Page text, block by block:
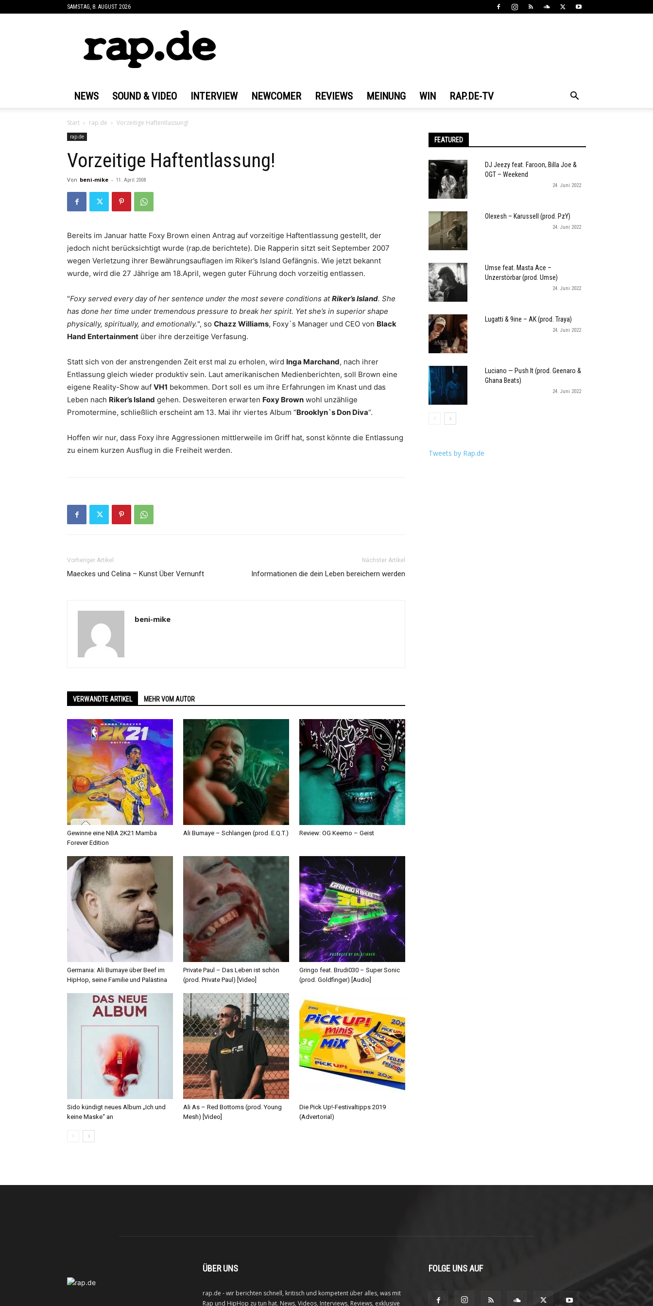
SAMSTAG, 8. AUGUST 2026
NEWS SOUND & VIDEO INTERVIEW NEWCOMER REVIEWS MEINUNG WIN RAP.DE-TV
Start rap.de Vorzeitige Haftentlassung!
rap.de
Vorzeitige Haftentlassung!
Von beni-mike - 11. April 2008
Bereits im Januar hatte Foxy Brown einen Antrag auf vorzeitige Haftentlassung gestellt, der
jedoch nicht berücksichtigt wurde (rap.de berichtete). Die Rapperin sitzt seit September 2007
wegen Verletzung ihrer Bewährungsauflagen im Riker’s Island Gefängnis. Wie jetzt bekannt
wurde, wird die 27 Jährige am 18.April, wegen guter Führung doch vorzeitig entlassen.
"Foxyserved every day of her sentence under the most severe conditions atRiker’s Island. She
has done her time under tremendous pressure to break her spirit. Yet she’s in superior shape
physically, spiritually, and emotionally.", so Chazz Williams, Foxy`s Manager und CEO von Black
Hand Entertainment über ihre derzeitige Verfasung.
Statt sich von der anstrengenden Zeit erst mal zu erholen, wird Inga Marchand, nach ihrer
Entlassung gleich wieder produktiv sein. Laut amerikanischen Medienberichten, soll Brown eine
eigene Reality-Show auf VH1 bekommen. Dort soll es um ihre Erfahrungen im Knast und das
Leben nach Riker’s Island gehen. Desweiteren erwarten Foxy Brown wohl unzählige
Promotermine, schließlich erscheint am 13. Mai ihr viertes Album “Brooklyn`s Don Diva“.
Hoffen wir nur, dass Foxy ihre Aggressionen mittlerweile im Griff hat, sonst könnte die Entlassung
zu einem kurzen Ausflug in die Freiheit werden.
Vorheriger Artikel
Maeckes und Celina – Kunst Über Vernunft
Nächster Artikel
Informationen die dein Leben bereichern werden
beni-mike
VERWANDTE ARTIKEL MEHR VOM AUTOR
Gewinne eine NBA 2K21 Mamba
Forever Edition
Ali Bumaye – Schlangen (prod. E.Q.T.) Review: OG Keemo – Geist
Germania: Ali Bumaye über Beef im
HipHop, seine Familie und Palästina
Private Paul – Das Leben ist schön
(prod. Private Paul) [Video]
Gringo feat. Brudi030 – Super Sonic
(prod. Goldfinger) [Audio]
Sido kündigt neues Album „Ich und
keine Maske“ an
Ali As – Red Bottoms (prod. Young
Mesh) [Video]
Die Pick Up!-Festivaltipps 2019
(Advertorial)
FEATURED
DJ Jeezy feat. Faroon, Billa Joe &
OGT – Weekend
24. Juni 2022
Olexesh – Karussell (prod. PzY)
24. Juni 2022
Umse feat. Masta Ace –
Unzerstörbar (prod. Umse)
24. Juni 2022
Lugatti & 9ine – AK (prod. Traya)
24. Juni 2022
Luciano — Push It (prod. Geenaro &
Ghana Beats)
24. Juni 2022
Tweets by Rap.de
ÜBER UNS
rap.de - wir berichten schnell, kritisch und kompetent über alles, was mit
Rap und HipHop zu tun hat. News, Videos, Interviews, Reviews, exklusive
FOLGE UNS AUF